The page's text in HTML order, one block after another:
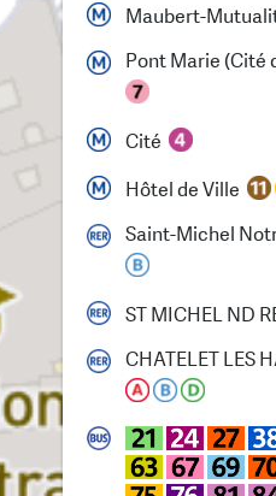
Maubert-
Pont Marie (Cité
Cité
Hôtel de Ville
Saint-Michel
ST MICHEL ND
CHATELET LES